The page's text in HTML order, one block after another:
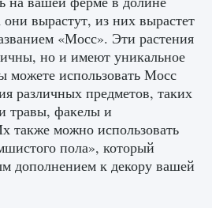
вырастут, из них вырастет
«Мосс». Эти растения
но и имеют уникальное
можете использовать Мосс
различных предметов, таких
травы, факелы и
также можно использовать
пола», который
дополнением к декору вашей